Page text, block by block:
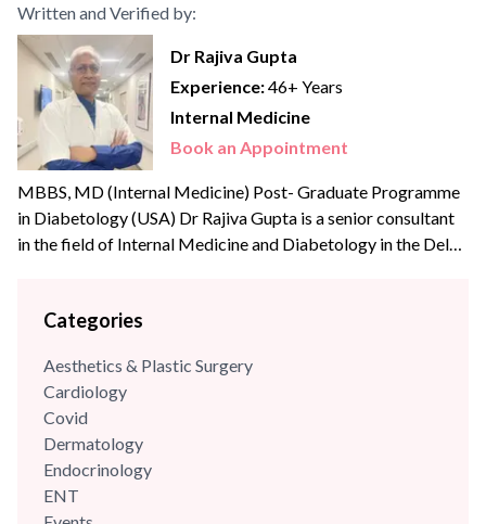
Written and Verified by:
Dr Rajiva Gupta
Experience:46+ Years
Internal Medicine
Book an Appointment
MBBS, MD (Internal Medicine) Post- Graduate Programme
in Diabetology (USA) Dr Rajiva Gupta is a senior consultant
in the field of Internal Medicine and Diabetology in the Delhi-
Education & Research, New Delhi (Dr R M L Hospital). Dr
Categories
Aesthetics & Plastic Surgery
Cardiology
Covid
Dermatology
Endocrinology
ENT